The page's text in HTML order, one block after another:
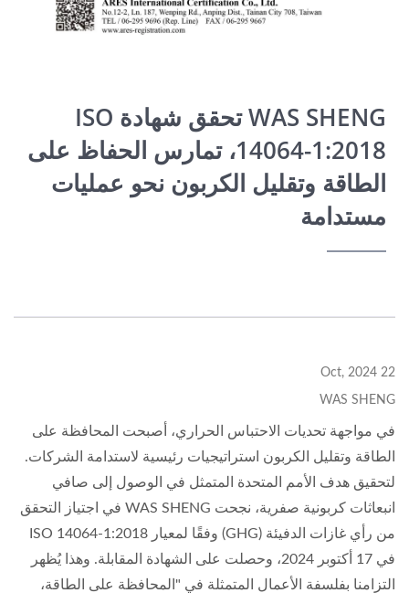
WAS SHENG تحقق شهادة ISO
14064-1:2018، تمارس الحفاظ على
الطاقة وتقليل الكربون نحو عمليات
مستدامة
22 Oct, 2024
WAS SHENG
في مواجهة تحديات الاحتباس الحراري، أصبحت المحافظة على
الطاقة وتقليل الكربون استراتيجيات رئيسية لاستدامة الشركات.
لتحقيق هدف الأمم المتحدة المتمثل في الوصول إلى صافي
انبعاثات كربونية صفرية، نجحت WAS SHENG في اجتياز التحقق
من رأي غازات الدفيئة (GHG) وفقًا لمعيار ISO 14064-1:2018
في 17 أكتوبر 2024، وحصلت على الشهادة المقابلة. وهذا يُظهر
التزامنا بفلسفة الأعمال المتمثلة في "المحافظة على الطاقة،